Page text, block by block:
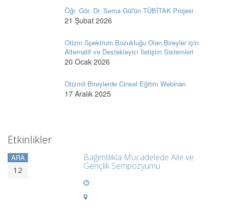
Öğr. Gör. Dr. Sema Gül'ün TÜBİTAK Projesi
21 Şubat 2026
Otizm Spektrum Bozukluğu Olan Bireyler için
Alternatif ve Destekleyici İletişim Sistemleri
20 Ocak 2026
Otizmli Bireylerde Cinsel Eğitim Webinarı
17 Aralık 2025
Etkinlikler
ARA
12
Bağımlılıkla Mücadelede Aile ve
Gençlik Sempozyumu